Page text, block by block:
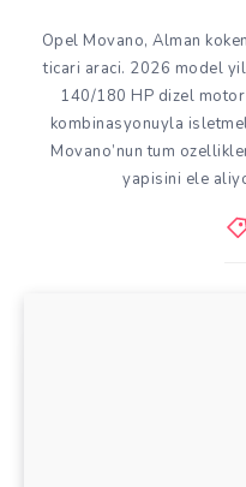
Opel Movano, Alman
ticari araci. 2026 model
140/180 HP dizel
kombinasyonuyla
Movano’nun tum
yapisini ele